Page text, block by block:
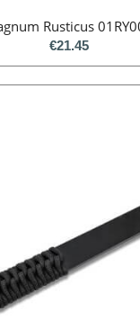
Rusticus
€21.45